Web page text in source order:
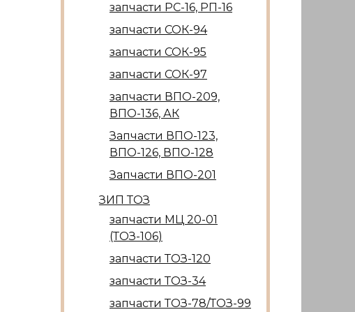
запчасти РС-16, РП-16
запчасти СОК-94
запчасти СОК-95
запчасти СОК-97
запчасти ВПО-209,
ВПО-136, АК
Запчасти ВПО-123,
ВПО-126, ВПО-128
Запчасти ВПО-201
ЗИП ТОЗ
запчасти МЦ 20-01
(ТОЗ-106)
запчасти ТОЗ-120
запчасти ТОЗ-34
запчасти ТОЗ-78/ТОЗ-99